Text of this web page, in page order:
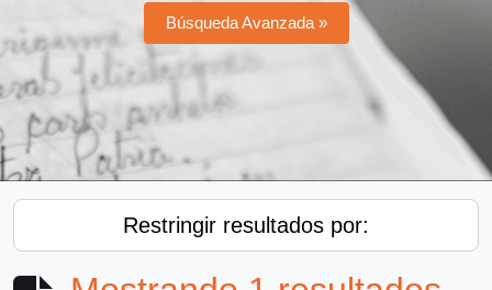
Búsqueda Avanzada »
Restringir resultados por: